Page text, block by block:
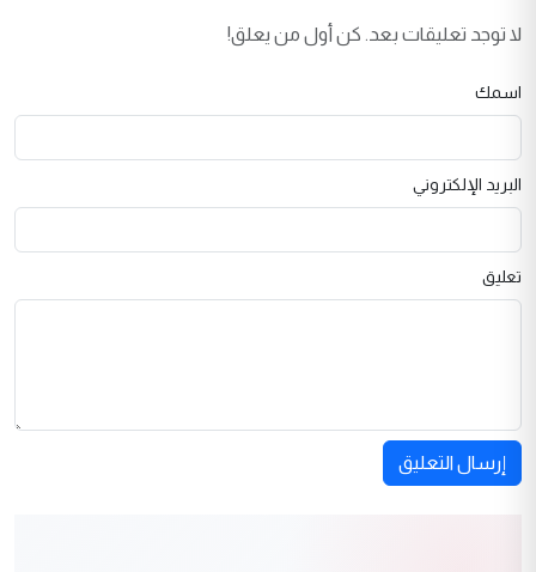
لا توجد تعليقات بعد. كن أول من يعلق!
اسمك
البريد الإلكتروني
تعليق
إرسال التعليق